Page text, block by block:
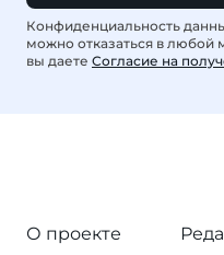
Конфиденциальность
можно отказаться в
вы даете Согласие на
О проекте